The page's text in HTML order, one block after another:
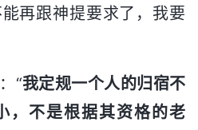
再跟神提要求了，我要
“我定规一个人的归宿不
，不是根据其资格的老